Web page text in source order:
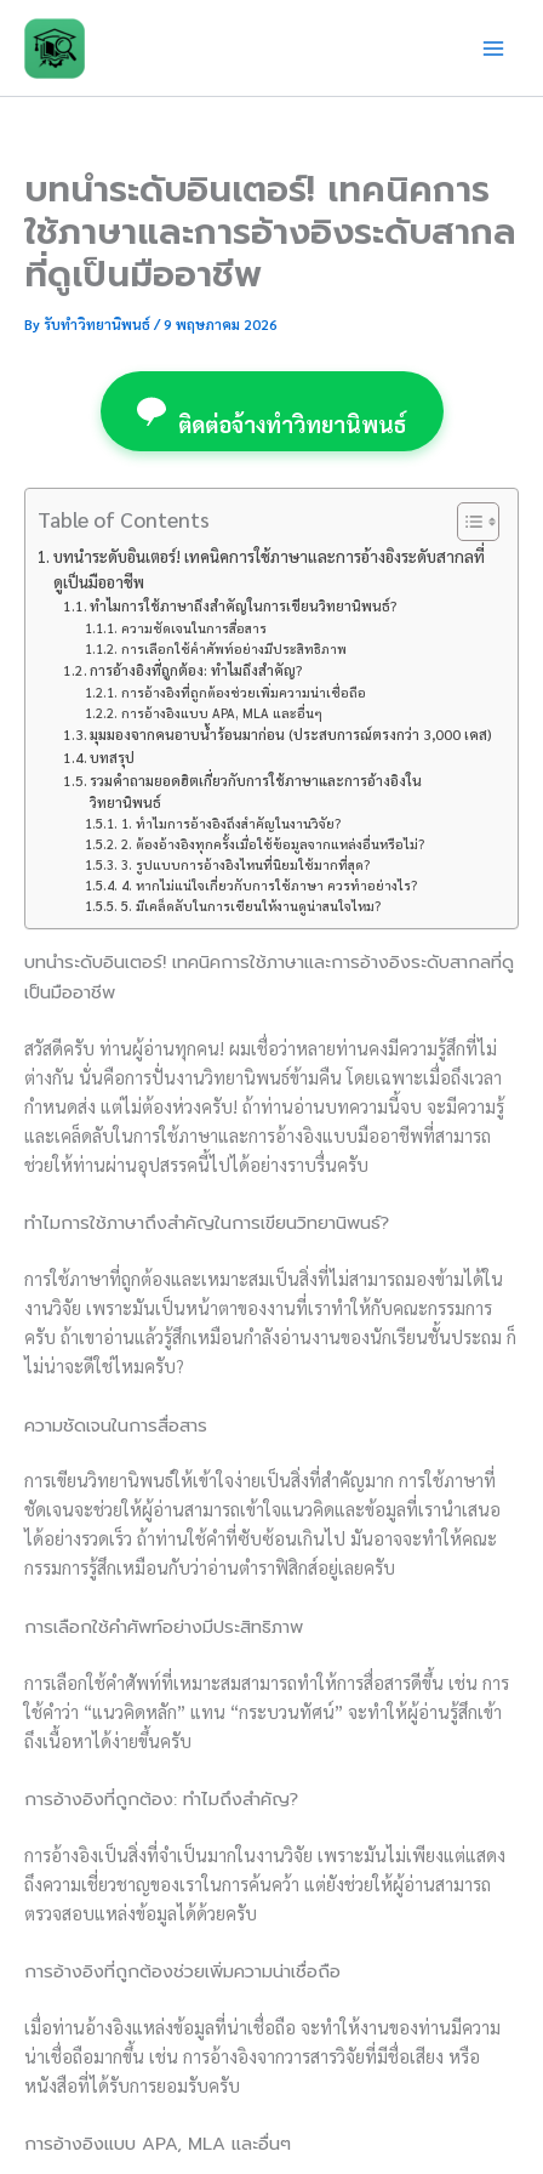
content
บทนำระดับอินเตอร์! เทคนิคการ
ใช้ภาษาและการอ้างอิงระดับสากล
ที่ดูเป็นมืออาชีพ
Byรับทำวิทยานิพนธ์/9 พฤษภาคม 2026
ติดต่อจ้างทำวิทยานิพนธ์
Table of Contents
บทนำระดับอินเตอร์! เทคนิคการใช้ภาษาและการอ้างอิงระดับสากลที่
ดูเป็นมืออาชีพ
ทำไมการใช้ภาษาถึงสำคัญในการเขียนวิทยานิพนธ์?
ความชัดเจนในการสื่อสาร
การเลือกใช้คำศัพท์อย่างมีประสิทธิภาพ
การอ้างอิงที่ถูกต้อง: ทำไมถึงสำคัญ?
การอ้างอิงที่ถูกต้องช่วยเพิ่มความน่าเชื่อถือ
การอ้างอิงแบบ APA, MLA และอื่นๆ
มุมมองจากคนอาบน้ำร้อนมาก่อน (ประสบการณ์ตรงกว่า 3,000 เคส)
บทสรุป
รวมคำถามยอดฮิตเกี่ยวกับการใช้ภาษาและการอ้างอิงใน
วิทยานิพนธ์
1. ทำไมการอ้างอิงถึงสำคัญในงานวิจัย?
2. ต้องอ้างอิงทุกครั้งเมื่อใช้ข้อมูลจากแหล่งอื่นหรือไม่?
3. รูปแบบการอ้างอิงไหนที่นิยมใช้มากที่สุด?
4. หากไม่แน่ใจเกี่ยวกับการใช้ภาษา ควรทำอย่างไร?
5. มีเคล็ดลับในการเขียนให้งานดูน่าสนใจไหม?
บทนำระดับอินเตอร์! เทคนิคการใช้ภาษาและการอ้างอิงระดับสากลที่ดู
เป็นมืออาชีพ
สวัสดีครับ ท่านผู้อ่านทุกคน! ผมเชื่อว่าหลายท่านคงมีความรู้สึกที่ไม่
ต่างกัน นั่นคือการปั่นงานวิทยานิพนธ์ข้ามคืน โดยเฉพาะเมื่อถึงเวลา
กำหนดส่ง แต่ไม่ต้องห่วงครับ! ถ้าท่านอ่านบทความนี้จบ จะมีความรู้
และเคล็ดลับในการใช้ภาษาและการอ้างอิงแบบมืออาชีพที่สามารถ
ช่วยให้ท่านผ่านอุปสรรคนี้ไปได้อย่างราบรื่นครับ
ทำไมการใช้ภาษาถึงสำคัญในการเขียนวิทยานิพนธ์?
การใช้ภาษาที่ถูกต้องและเหมาะสมเป็นสิ่งที่ไม่สามารถมองข้ามได้ใน
งานวิจัย เพราะมันเป็นหน้าตาของงานที่เราทำให้กับคณะกรรมการ
ครับ ถ้าเขาอ่านแล้วรู้สึกเหมือนกำลังอ่านงานของนักเรียนชั้นประถม ก็
ไม่น่าจะดีใช่ไหมครับ?
ความชัดเจนในการสื่อสาร
การเขียนวิทยานิพนธ์ให้เข้าใจง่ายเป็นสิ่งที่สำคัญมาก การใช้ภาษาที่
ชัดเจนจะช่วยให้ผู้อ่านสามารถเข้าใจแนวคิดและข้อมูลที่เรานำเสนอ
ได้อย่างรวดเร็ว ถ้าท่านใช้คำที่ซับซ้อนเกินไป มันอาจจะทำให้คณะ
กรรมการรู้สึกเหมือนกับว่าอ่านตำราฟิสิกส์อยู่เลยครับ
การเลือกใช้คำศัพท์อย่างมีประสิทธิภาพ
การเลือกใช้คำศัพท์ที่เหมาะสมสามารถทำให้การสื่อสารดีขึ้น เช่น การ
ใช้คำว่า “แนวคิดหลัก” แทน “กระบวนทัศน์” จะทำให้ผู้อ่านรู้สึกเข้า
ถึงเนื้อหาได้ง่ายขึ้นครับ
การอ้างอิงที่ถูกต้อง: ทำไมถึงสำคัญ?
การอ้างอิงเป็นสิ่งที่จำเป็นมากในงานวิจัย เพราะมันไม่เพียงแต่แสดง
ถึงความเชี่ยวชาญของเราในการค้นคว้า แต่ยังช่วยให้ผู้อ่านสามารถ
ตรวจสอบแหล่งข้อมูลได้ด้วยครับ
การอ้างอิงที่ถูกต้องช่วยเพิ่มความน่าเชื่อถือ
เมื่อท่านอ้างอิงแหล่งข้อมูลที่น่าเชื่อถือ จะทำให้งานของท่านมีความ
น่าเชื่อถือมากขึ้น เช่น การอ้างอิงจากวารสารวิจัยที่มีชื่อเสียง หรือ
หนังสือที่ได้รับการยอมรับครับ
การอ้างอิงแบบ APA, MLA และอื่นๆ